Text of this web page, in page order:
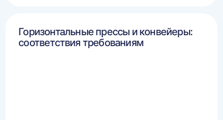
Горизонтальные прессы и конвейеры:
соответствия требованиям